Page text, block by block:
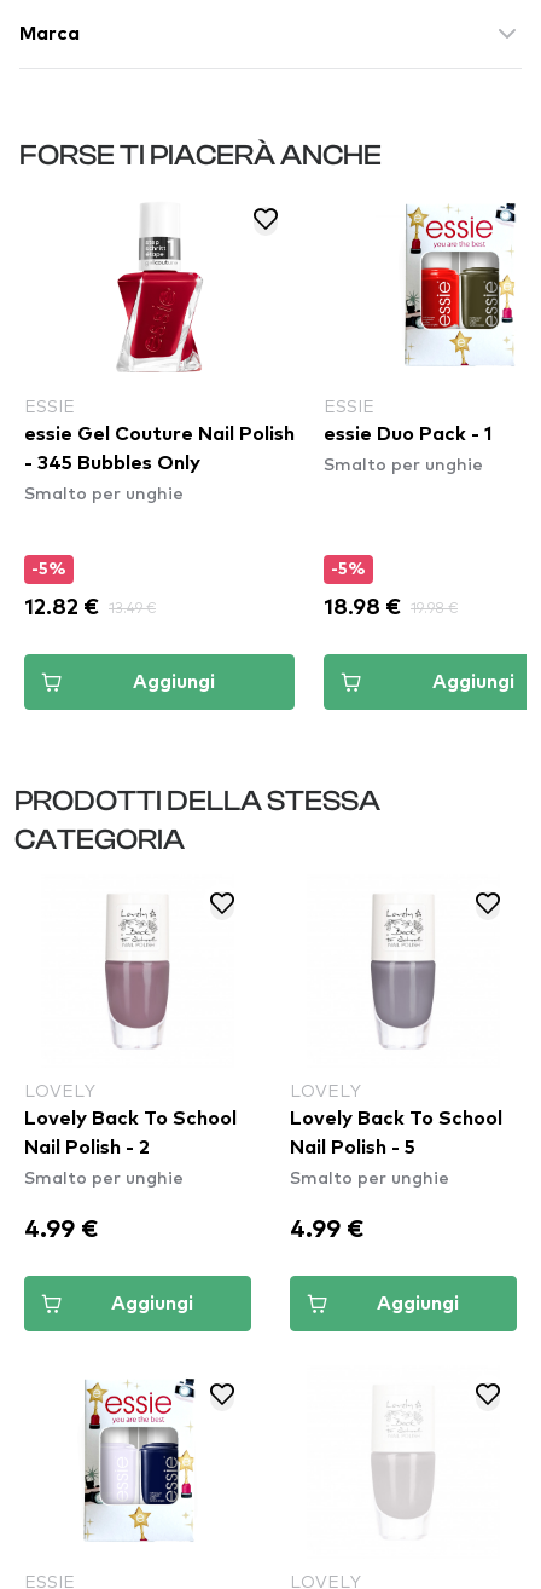
Marca
FORSE TI PIACERÀ ANCHE
ESSIE
essie Gel Couture Nail Polish
- 345 Bubbles Only
Smalto per unghie
-5%
12.82 € 13.49 €
Aggiungi
ESSIE
essie Duo Pack - 1
Smalto per unghie
-5%
18.98 € 19.98 €
Aggiungi
PRODOTTI DELLA STESSA
CATEGORIA
LOVELY
Lovely Back To School
Nail Polish - 2
Smalto per unghie
4.99 €
Aggiungi
LOVELY
Lovely Back To School
Nail Polish - 5
Smalto per unghie
4.99 €
Aggiungi
ESSIE LOVELY